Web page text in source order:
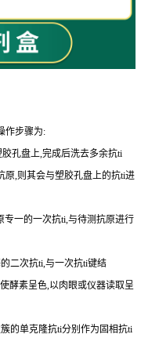
作步骤为:
胶孔盘上,完成后洗去多余抗ti
原,则其会与塑胶孔盘上的抗ti进
专一的一次抗ti,与待测抗原进行
二次抗ti,与一次抗ti键结
酵素呈色,以肉眼或仪器读取呈
的单克隆抗ti分别作为固相抗ti